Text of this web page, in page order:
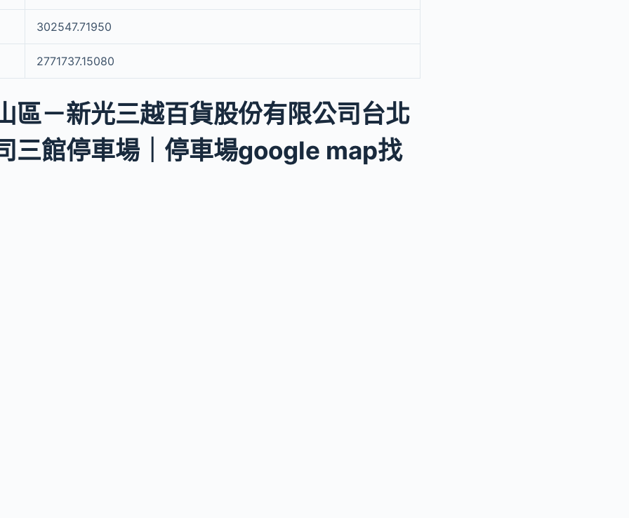
302547.71950
2771737.15080
區－新光三越百貨股份有限公司台北
三館停車場｜停車場google map找